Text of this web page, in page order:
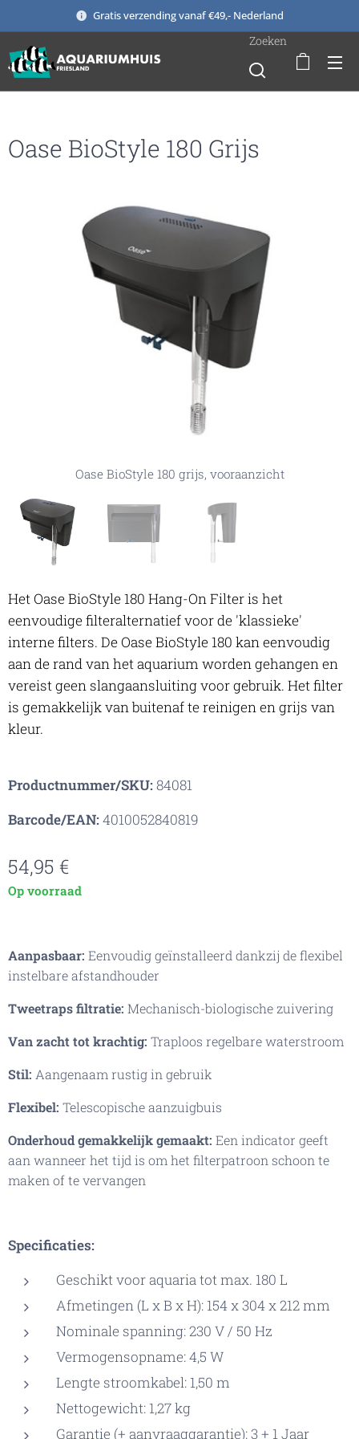
Gratis verzending vanaf €49,- Nederland
Zoeken
Oase BioStyle 180 Grijs
Oase BioStyle 180 grijs, vooraanzicht
Oase BioStyle 180 grijs, achteraanzicht
Oase BioStyle 180 grijs, zijaanzicht
Het Oase BioStyle 180 Hang-On Filter is het
eenvoudige filteralternatief voor de 'klassieke'
interne filters. De Oase BioStyle 180 kan eenvoudig
aan de rand van het aquarium worden gehangen en
vereist geen slangaansluiting voor gebruik. Het filter
is gemakkelijk van buitenaf te reinigen en grijs van
kleur.
Productnummer/SKU:84081
Barcode/EAN:4010052840819
54,95 €
Op voorraad
Aanpasbaar: Eenvoudig geïnstalleerd dankzij de flexibel
instelbare afstandhouder
Tweetraps filtratie: Mechanisch-biologische zuivering
Van zacht tot krachtig: Traploos regelbare waterstroom
Stil: Aangenaam rustig in gebruik
Flexibel: Telescopische aanzuigbuis
Onderhoud gemakkelijk gemaakt: Een indicator geeft
aan wanneer het tijd is om het filterpatroon schoon te
maken of te vervangen
Specificaties:
Geschikt voor aquaria tot max. 180 L
Afmetingen (L x B x H): 154 x 304 x 212 mm
Nominale spanning: 230 V / 50 Hz
Vermogensopname: 4,5 W
Lengte stroomkabel: 1,50 m
Nettogewicht: 1,27 kg
Garantie (+ aanvraaggarantie): 3 + 1 Jaar